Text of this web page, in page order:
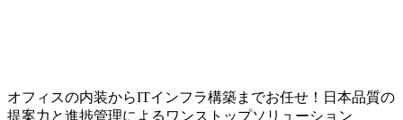
オフィスの内装からITインフラ構築までお任せ！日本品質の
提案力と進捗管理によるワンストップソリューション